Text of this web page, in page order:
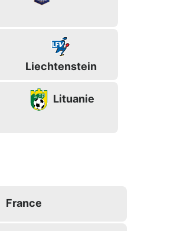
Liechtenstein
Lituanie
France